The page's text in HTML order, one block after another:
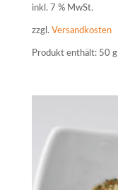
inkl. 7 % MwSt.
zzgl. Versandkosten
Produkt enthält: 50 g